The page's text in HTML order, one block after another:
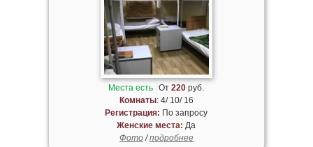
Места есть От220 руб.
Комнаты: 4/ 10/ 16
Регистрация: По запросу
Женские места: Да
Фото/подробнее